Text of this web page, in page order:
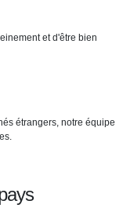
et d'être bien
étrangers, notre équipe